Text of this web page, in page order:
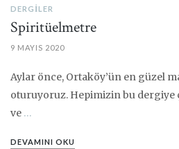
DERGILER
Spiritüelmetre
9 MAYIS 2020
Aylar önce, Ortaköy’ün en güzel
oturuyoruz. Hepimizin bu dergiye
ve …
DEVAMINI OKU